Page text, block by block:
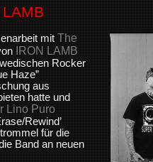
mit The
IRON LAMB
Rocker
Haze”
aus
hatte und
Lino Puro
Rewind’
für die
Band an neuen